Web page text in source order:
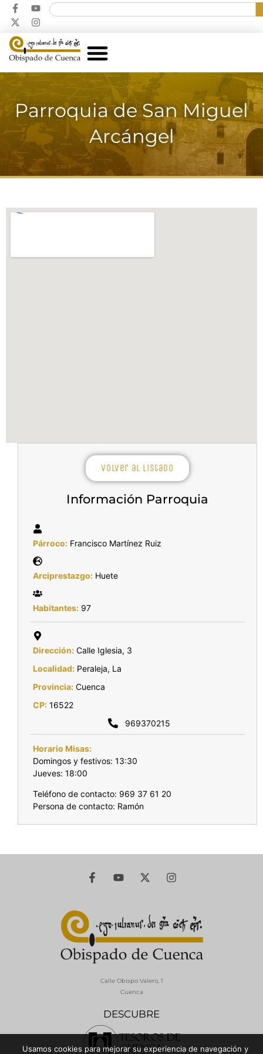
Parroquia de San Miguel
Arcángel
Volver al listado
Información Parroquia
Párroco: Francisco Martínez Ruiz
Arciprestazgo: Huete
Habitantes: 97
Dirección: Calle Iglesia, 3
Localidad: Peraleja, La
Provincia: Cuenca
CP: 16522
969370215
Horario Misas:
Domingos y festivos: 13:30
Jueves: 18:00
Teléfono de contacto: 969 37 61 20
Persona de contacto: Ramón
DESCUBRE
Calle Obispo Valero, 1
Cuenca
Usamos cookies para mejorar su experiencia de navegación y